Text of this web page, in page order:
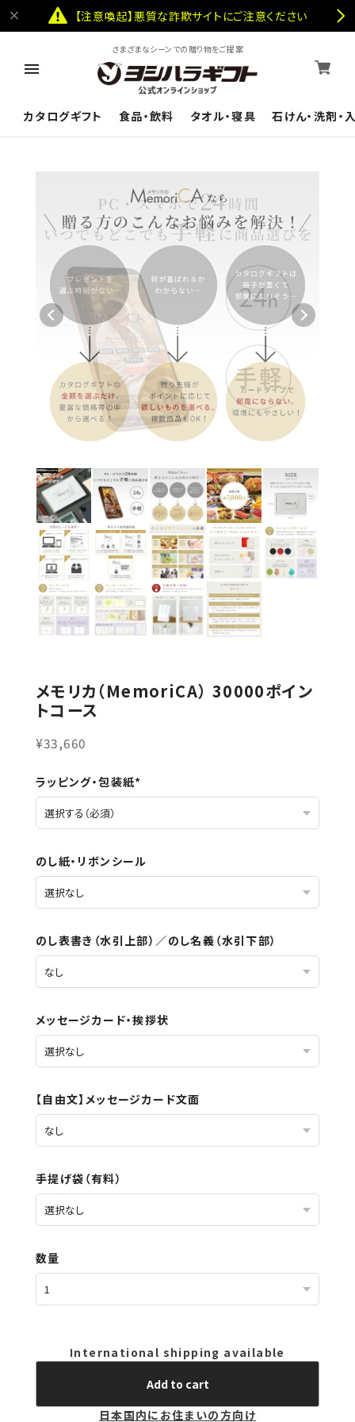
【注意喚起】悪質な詐欺サイトにご注意ください
さまざまなシーンでの贈り物をご提案
カタログギフト 食品・飲料 タオル・寝具 石けん・洗剤・
メモリカ（MemoriCA） 30000ポイン
トコース
¥33,660
ラッピング・包装紙*
のし紙・リボンシール
のし表書き（水引上部）／のし名義（水引下部）
メッセージカード・挨拶状
【自由文】メッセージカード文面
手提げ袋（有料）
数量
International shipping available
Add to cart
日本国内にお住まいの方向け